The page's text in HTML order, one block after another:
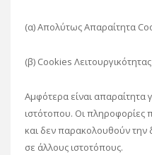
(α) Απολύτως Απαραίτητα
(β) Cookies Λειτουργικότητας
Αμφότερα είναι απαραίτητα
ιστότοπου. Οι πληροφορίες
και δεν παρακολουθούν την
σε άλλους ιστοτόπους.